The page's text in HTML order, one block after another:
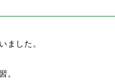
ました。
。